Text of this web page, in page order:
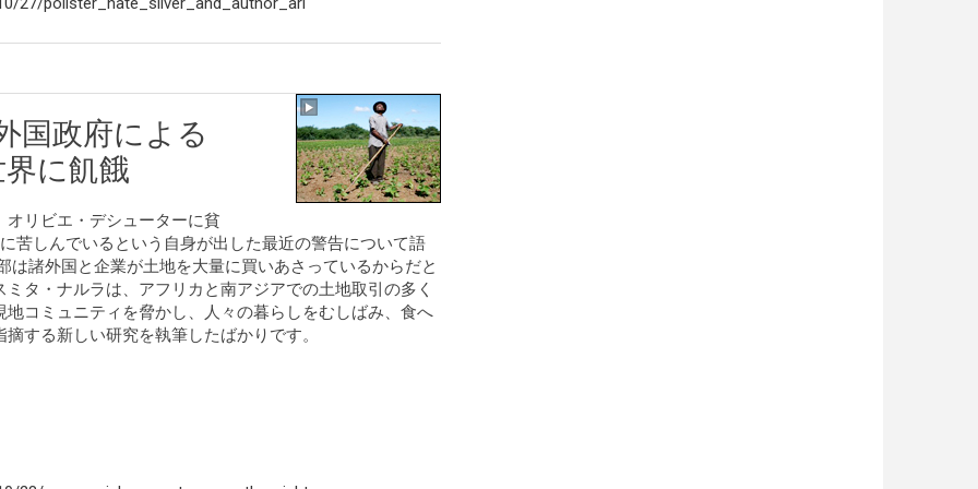
国政府による
に飢餓
リビエ・デシューターに貧
苦しんでいるという自身が出した最近の警告について語
は諸外国と企業が土地を大量に買いあさっているからだと
タ・ナルラは、アフリカと南アジアでの土地取引の多く
コミュニティを脅かし、人々の暮らしをむしばみ、食へ
する新しい研究を執筆したばかりです。